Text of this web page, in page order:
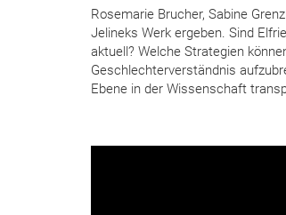
Rosemarie Brucher, Sabine
Jelineks Werk ergeben. Sind
aktuell? Welche Strategien
Geschlechterverständnis
Ebene in der Wissenschaft